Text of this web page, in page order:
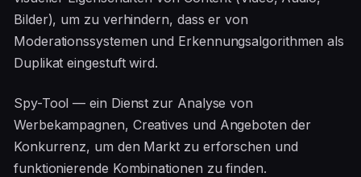
Bilder), um zu verhindern, dass er von
Moderationssystemen und Erkennungsalgorithmen als
Duplikat eingestuft wird.
Spy-Tool — ein Dienst zur Analyse von
Werbekampagnen, Creatives und Angeboten der
Konkurrenz, um den Markt zu erforschen und
funktionierende Kombinationen zu finden.